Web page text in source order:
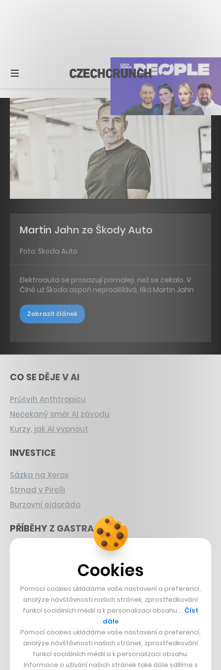
Martin Jahn ze Škody Auto
Foto: Škoda Auto
Elektroauta se prosazují pomaleji, než se čekalo. V
Číně už Škoda aspoň neprodělává, říká Martin Jahn
Zobrazit článek
CO SE DĚJE V AI
Průšvih Anthtropicu
Nečekaný směr AI závodu
Kurzy, jak AI vypnout
INVESTICE
Sázka na Xerox
Strnad v Pirelli
Burzovní eldorádo
PŘÍBĚHY Z GASTRA
Boční projekt, co se zvrtnul
Francouzský šéfkuchař na Šumavě
DESIGN
Originální hodinky
Nábytek z betonu
Cookies
Pomocí cookies ukládáme vaše nastavení a preferencí,
analýze návštěvnosti našich stránek, zprostředkování
funkcí sociálních médií a k personalizaci obsahu … Číst
dále
Pomocí cookies ukládáme vaše nastavení a preferencí,
analýze návštěvnosti našich stránek, zprostředkování
funkcí sociálních médií a k personalizaci obsahu.
Informace o užívání našich stránek také dále sdílíme s